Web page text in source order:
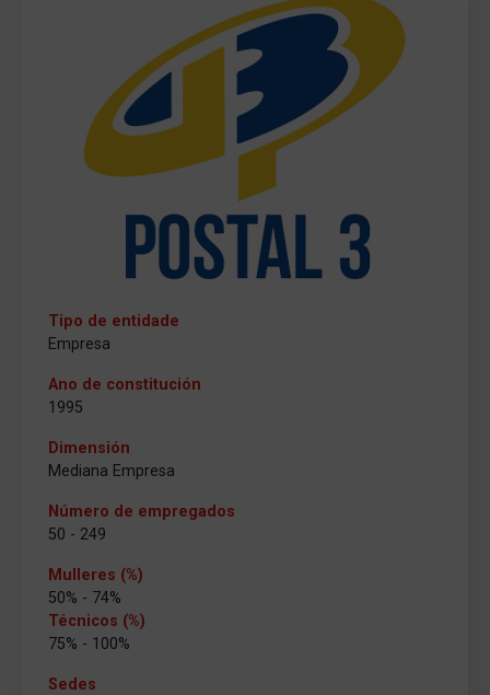
Tipo de entidade
Empresa
Ano de constitución
1995
Dimensión
Mediana Empresa
Número de empregados
50 - 249
Mulleres (%)
50% - 74%
Técnicos (%)
75% - 100%
Sedes